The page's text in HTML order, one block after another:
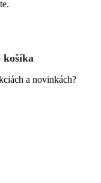
a novinkách?